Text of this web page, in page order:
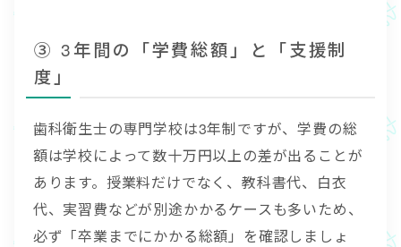
③ 3年間の「学費総額」と「支援制
度」
歯科衛生士の専門学校は3年制ですが、学費の総
額は学校によって数十万円以上の差が出ることが
あります。授業料だけでなく、教科書代、白衣
代、実習費などが別途かかるケースも多いため、
必ず「卒業までにかかる総額」を確認しましょ